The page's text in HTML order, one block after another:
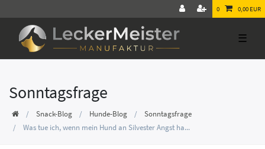
0 0,00 EUR
☰
Sonntagsfrage
Snack-Blog Hunde-Blog
Sonntagsfrage
Was tue ich, wenn mein Hund an Silvester Angst ha...